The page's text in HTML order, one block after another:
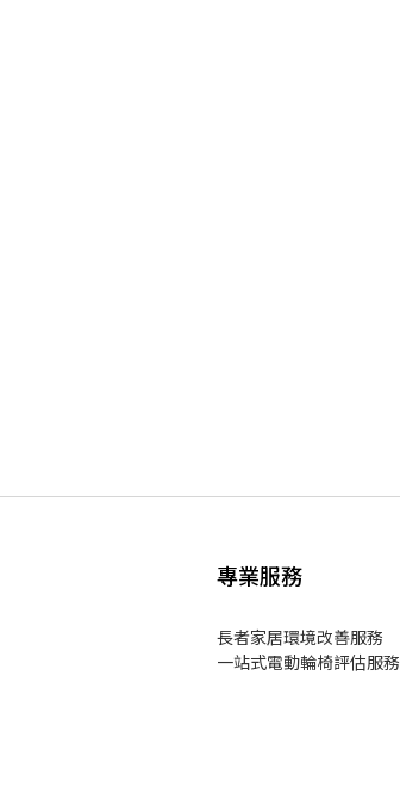
專業服務
長者家居環境改善服務
一站式電動輪椅評估服務